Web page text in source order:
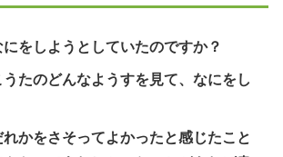
をしようとしていたのですか？
うたのどんなようすを見て、なにをし
かをさそってよかったと感じたこと